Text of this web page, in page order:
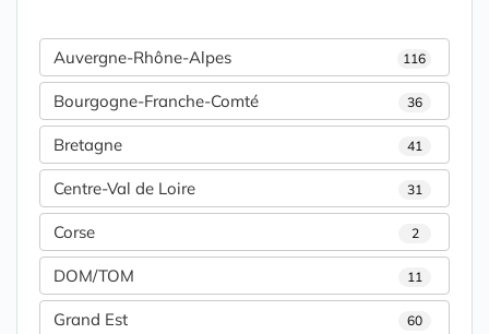
Auvergne-Rhône-Alpes 116
Bourgogne-Franche-Comté 36
Bretagne 41
Centre-Val de Loire 31
Corse 2
DOM/TOM 11
Grand Est 60